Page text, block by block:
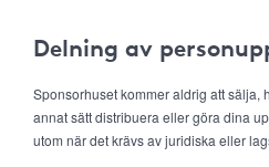
Delning av
Sponsorhuset kommer aldrig att sälja,
annat sätt distribuera eller göra dina
utom när det krävs av juridiska eller